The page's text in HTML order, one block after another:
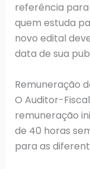
referência
quem estuda
novo edital
data de sua
Remuneração
O Auditor-
remuneração
de 40 horas
para as